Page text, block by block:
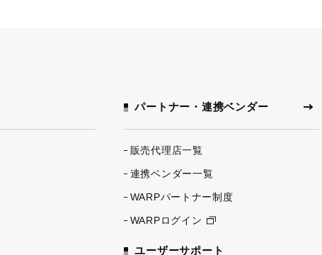
パートナー・連携ベンダー
販売代理店一覧
連携ベンダー一覧
WARPパートナー制度
WARPログイン
ユーザーサポート